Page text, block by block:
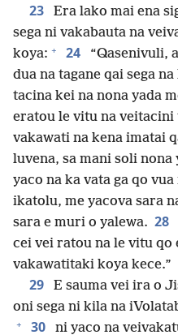
23
Era lako mai ena
sega ni vakabauta na
koya: + 24
“Qasenivuli,
dua na tagane qai sega
tacina kei na nona yada
eratou le vitu na veitacini
vakawati na kena imatai
luvena, sa mani soli nona
yaco na ka vata ga qo
ikatolu, me yacova sara
sara e muri o yalewa. 28
cei vei ratou na le vitu qo
vakawatitaki koya kece.”
29
E sauma vei ira o
oni sega ni kila na
+ 30 ni yaco na